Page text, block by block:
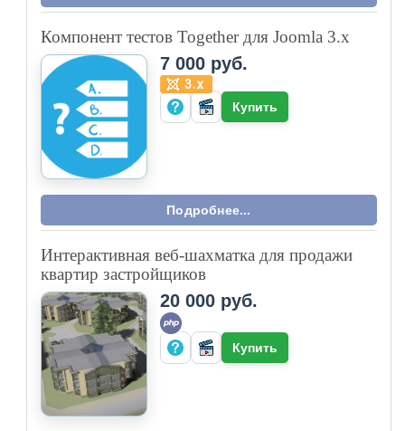
Компонент тестов Together для Joomla 3.x
7 000 руб.
Купить
Подробнее...
Интерактивная веб-шахматка для продажи
квартир застройщиков
20 000 руб.
Купить